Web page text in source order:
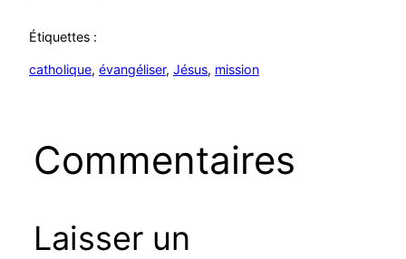
Étiquettes :
catholique, évangéliser, Jésus, mission
Commentaires
Laisser un